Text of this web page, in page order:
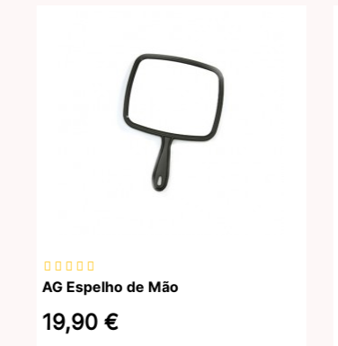
AG Espelho de Mão
19,90 €